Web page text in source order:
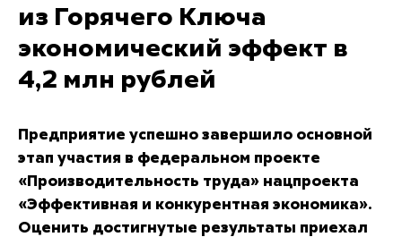
из Горячего Ключа
экономический эффект в
4,2 млн рублей
Предприятие успешно завершило основной
этап участия в федеральном проекте
«Производительность труда» нацпроекта
«Эффективная и конкурентная экономика».
Оценить достигнутые результаты приехал